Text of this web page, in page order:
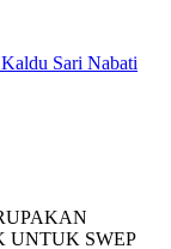
Sari Nabati
UNTUK SWEP